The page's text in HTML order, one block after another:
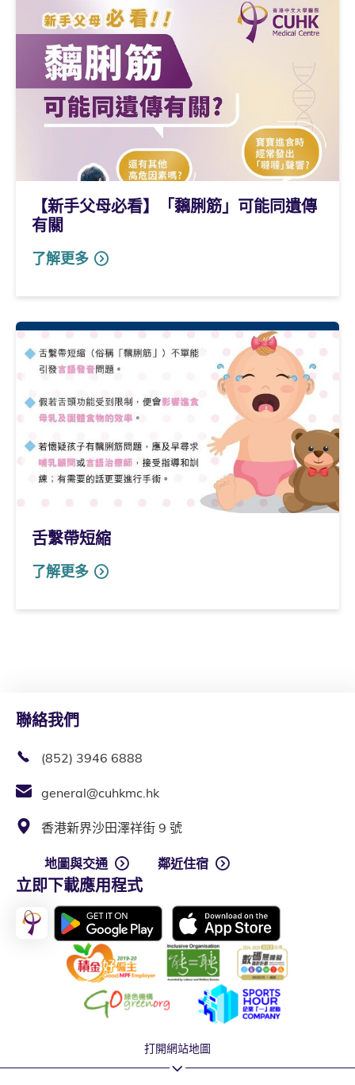
【新手父母必看】「黐脷筋」可能同遺傳
有關
了解更多
舌繫帶短縮
了解更多
聯絡我們
(852) 3946 6888
general@cuhkmc.hk
香港新界沙田澤祥街 9 號
地圖與交通 鄰近住宿
立即下載應用程式
打開網站地圖